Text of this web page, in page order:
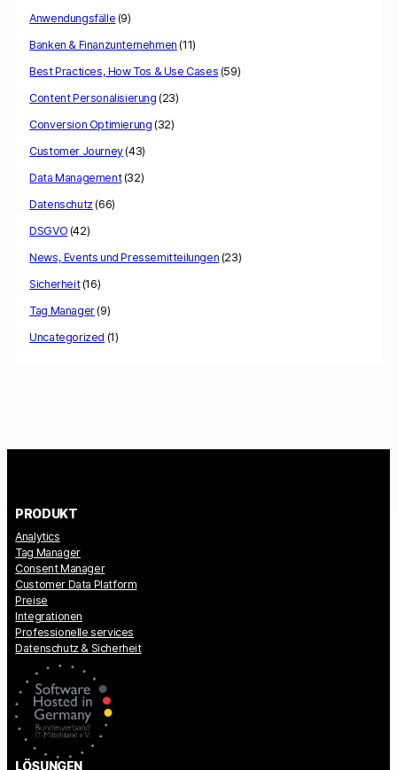
Anwendungsfälle (9)
Banken & Finanzunternehmen (11)
Best Practices, How Tos & Use Cases (59)
Content Personalisierung (23)
Conversion Optimierung (32)
Customer Journey(43)
Data Management(32)
Datenschutz(66)
DSGVO (42)
News, Events und Pressemitteilungen (23)
Sicherheit(16)
Tag Manager(9)
Uncategorized (1)
PRODUKT
Analytics
Tag Manager
Consent Manager
Customer Data Platform
Preise
Integrationen
Professionelle services
Datenschutz & Sicherheit
LÖSUNGEN